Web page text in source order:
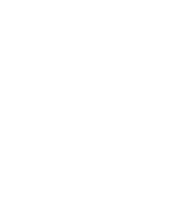
público
del pastel.
vanguardia,
en